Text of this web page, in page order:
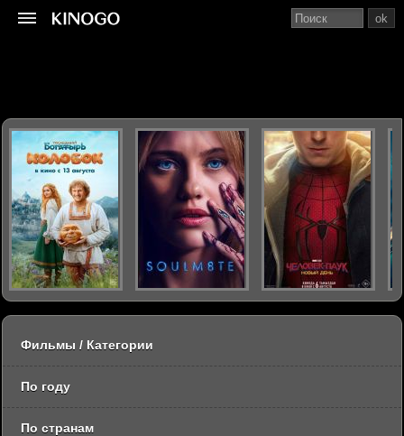
ok
Фильмы / Категории
По году
По странам